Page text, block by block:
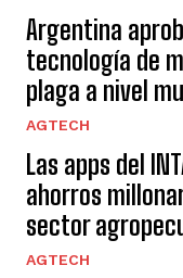
Argentina
tecnología de
plaga a nivel
AGTECH
Las apps del
ahorros
sector
AGTECH